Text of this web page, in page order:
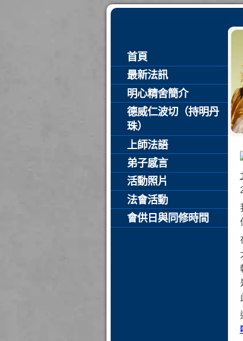
首頁
最新法訊
明心精舍簡介
德威仁波切（持明丹
珠）
上師法語
弟子感言
活動照片
法會活動
會供日與同修時間